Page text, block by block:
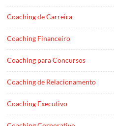
Coaching de Carreira
Coaching Financeiro
Coaching para Concursos
Coaching de Relacionamento
Coaching Executivo